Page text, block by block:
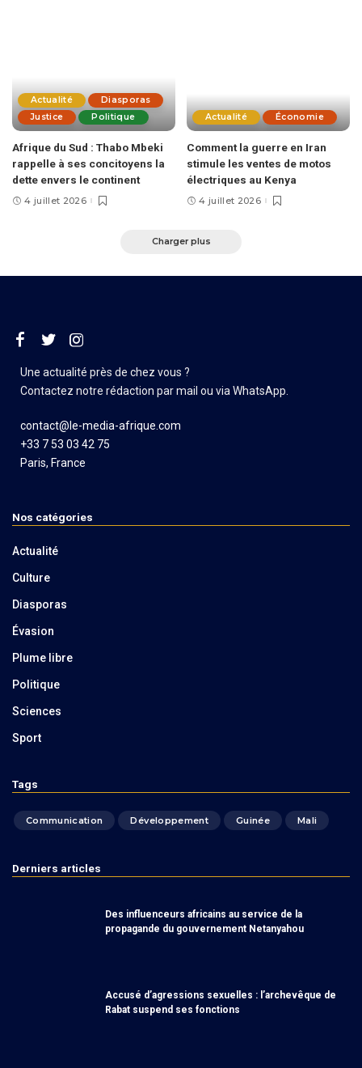
Actualité
Diasporas
Justice
Politique
Afrique du Sud : Thabo Mbeki
rappelle à ses concitoyens la
dette envers le continent
4 juillet 2026
Actualité Économie
Comment la guerre en Iran
stimule les ventes de motos
électriques au Kenya
4 juillet 2026
Charger plus
Une actualité près de chez vous ?
Contactez notre rédaction par mail ou via WhatsApp.
contact@le-media-afrique.com
+33 7 53 03 42 75
Paris, France
Nos catégories
Actualité
Culture
Diasporas
Évasion
Plume libre
Politique
Sciences
Sport
Tags
Communication Développement Guinée Mali
Derniers articles
Des influenceurs africains au service de la
propagande du gouvernement Netanyahou
Accusé d’agressions sexuelles : l’archevêque de
Rabat suspend ses fonctions